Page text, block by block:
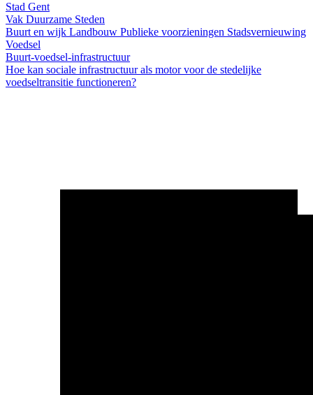
Stad Gent
Vak Duurzame Steden
Buurt en wijk Landbouw Publieke voorzieningen Stadsvernieuwing
Voedsel
Buurt-voedsel-infrastructuur
Hoe kan sociale infrastructuur als motor voor de stedelijke
voedseltransitie functioneren?